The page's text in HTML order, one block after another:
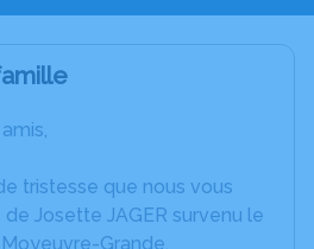
tristesse que nous vous
Josette JAGER survenu le
Grande.